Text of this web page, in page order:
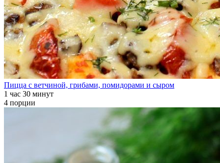
Пицца с ветчиной, грибами, помидорами и сыром
1 час 30 минут
4 порции